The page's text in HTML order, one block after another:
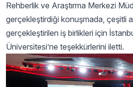
Rehberlik ve Araştırma Merkezi
gerçekleştirdiği konuşmada, çeşitli
gerçekleştirilen iş birlikleri için
Üniversitesi’ne teşekkürlerini iletti.